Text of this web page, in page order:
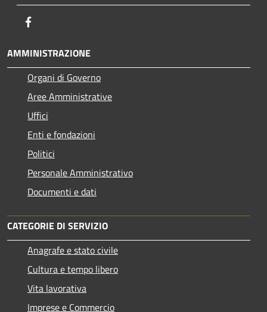
AMMINISTRAZIONE
Organi di Governo
Aree Amministrative
Uffici
Enti e fondazioni
Politici
Personale Amministrativo
Documenti e dati
CATEGORIE DI SERVIZIO
Anagrafe e stato civile
Cultura e tempo libero
Vita lavorativa
Imprese e Commercio